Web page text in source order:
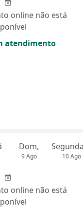
online não está
atendimento
Dom,
9 Ago 10 Ago
online não está